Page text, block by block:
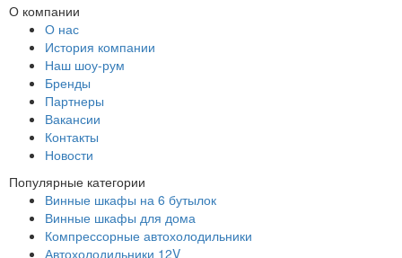
О компании
О нас
История компании
Наш шоу-рум
Бренды
Партнеры
Вакансии
Контакты
Новости
Популярные категории
Винные шкафы на 6 бутылок
Винные шкафы для дома
Компрессорные автохолодильники
Автохолодильники 12V